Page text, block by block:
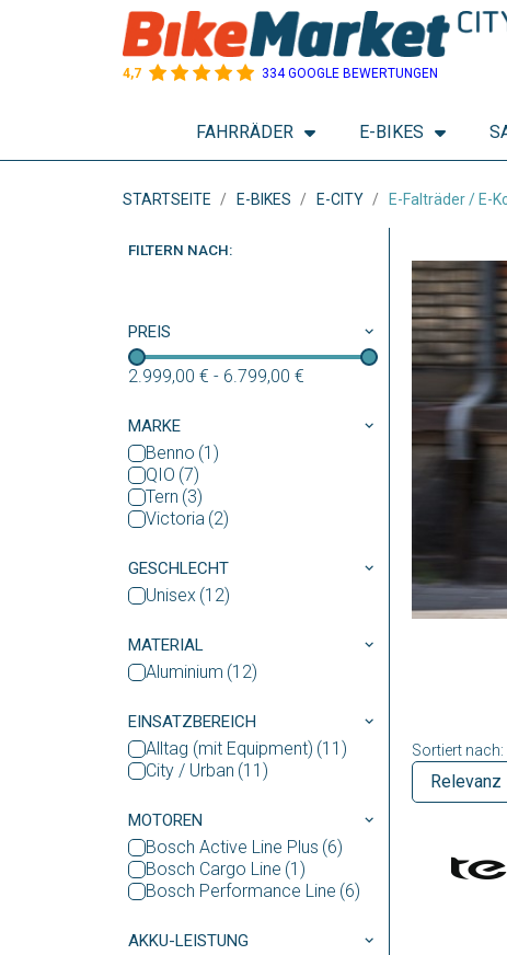
4,7 334 GOOGLE BEWERTUNGEN
FAHRRÄDER E-BIKES
STARTSEITE E-BIKES E-CITY E-Falträder / E-
FILTERN NACH:
PREIS
2.999,00 € - 6.799,00 €
MARKE
Benno
QIO
Tern
Victoria
GESCHLECHT
Unisex
MATERIAL
Aluminium
EINSATZBEREICH
Alltag (mit Equipment)
City / Urban
MOTOREN
Bosch Active Line Plus
Bosch Cargo Line
Bosch Performance Line
AKKU-LEISTUNG
Sortiert nach: